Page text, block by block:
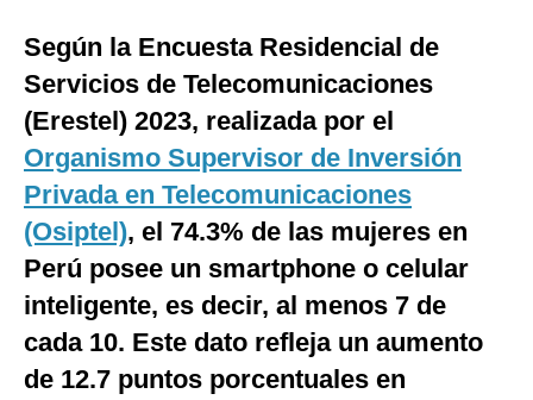
EEUU
México
Internacional
Tecnología
Club del Suscriptor
G de Gestión
Según la Encuesta Residencial de
Servicios de Telecomunicaciones
(Erestel) 2023, realizada por el
Organismo Supervisor de Inversión
Privada en Telecomunicaciones
(Osiptel), el 74.3% de las mujeres en
Perú posee un smartphone o celular
inteligente, es decir, al menos 7 de
cada 10. Este dato refleja un aumento
de 12.7 puntos porcentuales en